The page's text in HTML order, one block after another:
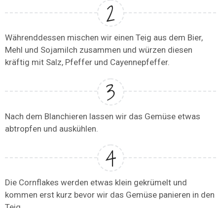
Währenddessen mischen wir einen Teig aus dem Bier,
Mehl und Sojamilch zusammen und würzen diesen
kräftig mit Salz, Pfeffer und Cayennepfeffer.
Nach dem Blanchieren lassen wir das Gemüse etwas
abtropfen und auskühlen.
Die Cornflakes werden etwas klein gekrümelt und
kommen erst kurz bevor wir das Gemüse panieren in den